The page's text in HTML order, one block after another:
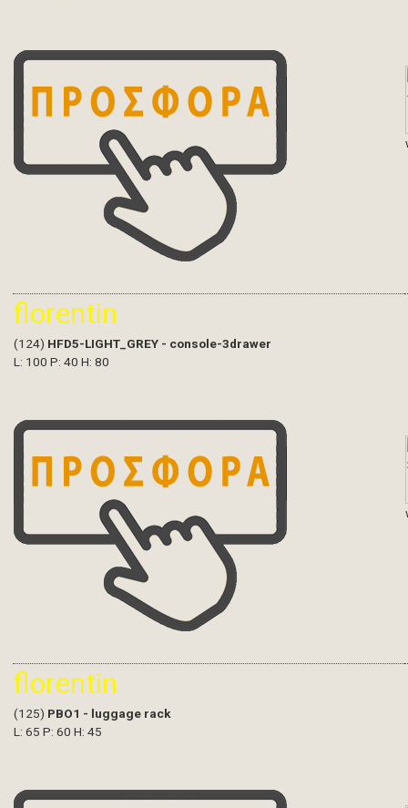
florentin
(124) HFD5-LIGHT_GREY - console-3drawer
L: 100 P: 40 H: 80
florentin
(125) PBO1 - luggage rack
L: 65 P: 60 H: 45